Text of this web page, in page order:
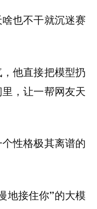
也不干就沉迷赛
他直接把模型扔
，让一帮网友天
性格极其离谱的
地接住你”的大模